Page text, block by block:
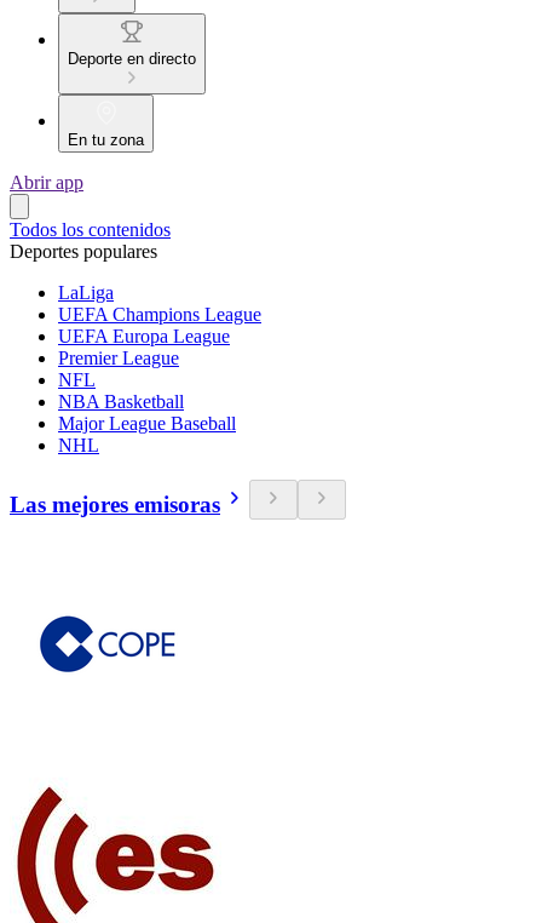
Deporte en directo
En tu zona
Abrir app
Todos los contenidos
Deportes populares
LaLiga
UEFA Champions League
UEFA Europa League
Premier League
NFL
NBA Basketball
Major League Baseball
NHL
Las mejores emisoras